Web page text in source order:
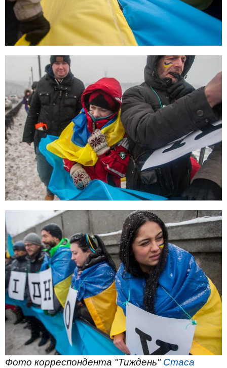
Фото корреспондента "Тиждень" Стаса